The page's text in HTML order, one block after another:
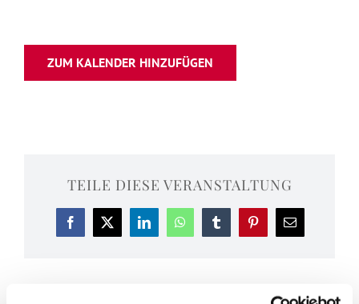
ZUM KALENDER HINZUFÜGEN
TEILE DIESE VERANSTALTUNG
Facebook
X LinkedInWhatsAppTumblrPinterest
E-
Mail